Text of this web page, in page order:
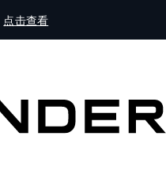
点击查看